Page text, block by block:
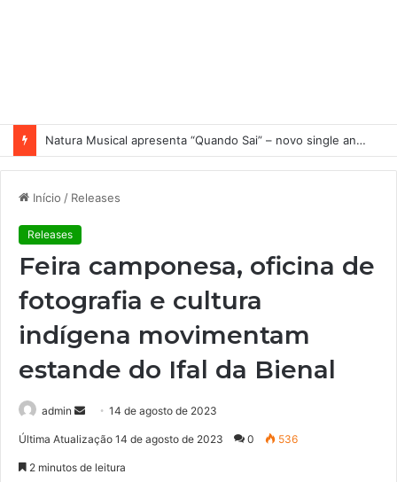
Nuno Ramos no MACRS 4D
Início / Releases
Releases
Feira camponesa, oficina de
fotografia e cultura
indígena movimentam
estande do Ifal da Bienal
admin
d
14 de agosto de 2023
Última Atualização 14 de agosto de 2023 0 536
2 minutos de leitura